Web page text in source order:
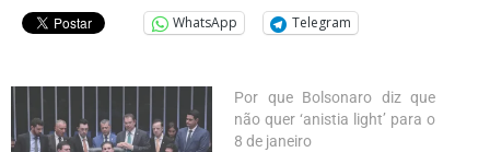
WhatsApp Telegram
Por que Bolsonaro diz que
não quer ‘anistia light’ para o
8 de janeiro